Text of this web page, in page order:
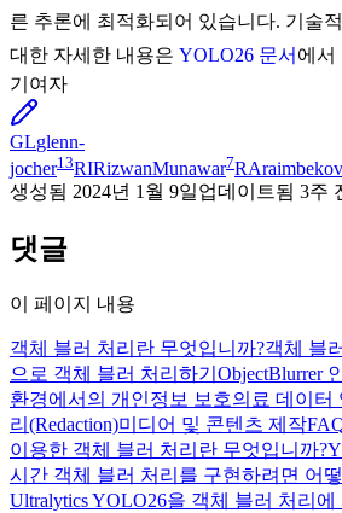
른 추론에 최적화되어 있습니다. 기술
대한 자세한 내용은 YOLO26 문서 에서
기여자
GLglenn-
jocher13RIRizwanMunawar7RA
생성됨 2024년 1월 9일업데이트됨 3주
댓글
이 페이지 내용
객체 블러 처리란 무엇입니까?객체 블
으로 객체 블러 처리하기 ObjectBlurrer
환경에서의 개인정보 보호의료 데이터
리(Redaction)미디어 및 콘텐츠 제작
이용한 객체 블러 처리란 무엇입니까?
시간 객체 블러 처리를 구현하려면 어
Ultralytics YOLO26을 객체 블러 처리